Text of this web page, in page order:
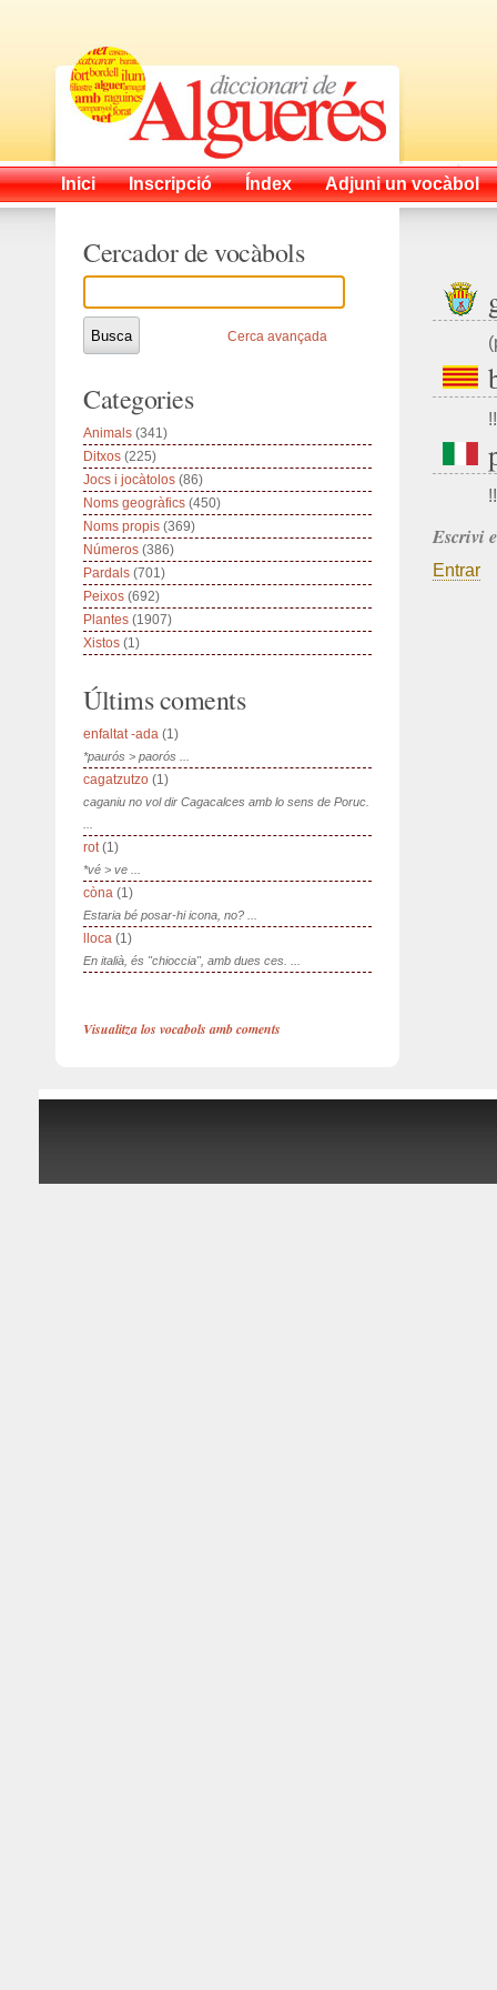
Inici Inscripció Índex Adjuni un vocàbol
!!
!!
Escrivi
Entrar
Cercador de vocàbols
Cerca avançada
Categories
Animals (341)
Ditxos (225)
Jocs i jocàtolos (86)
Noms geogràfics (450)
Noms propis (369)
Números (386)
Pardals (701)
Peixos (692)
Plantes (1907)
Xistos (1)
Últims coments
enfaltat -ada (1)
*paurós > paorós ...
cagatzutzo (1)
caganiu no vol dir Cagacalces amb lo sens de Poruc.
rot(1)
*vé > ve ...
còna (1)
Estaria bé posar-hi icona, no? ...
lloca (1)
En italià, és "chioccia", amb dues ces. ...
Visualitza los vocabols amb coments